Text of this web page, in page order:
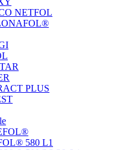
NETFOL
PLUS
580 L1